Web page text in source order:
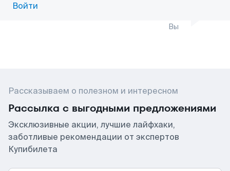
Войти
Вы
Рассказываем о полезном и интересном
Рассылка с выгодными предложениями
Эксклюзивные акции, лучшие лайфхаки,
заботливые рекомендации от экспертов
Купибилета